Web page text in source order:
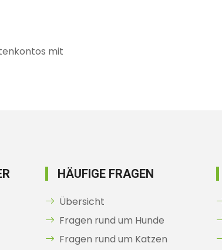
mit
HÄUFIGE FRAGEN
Übersicht
Fragen rund um Hunde
Fragen rund um Katzen